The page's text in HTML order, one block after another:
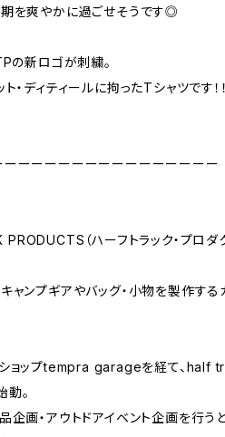
を爽やかに過ごせそうです◎
の新ロゴが刺繍。
・ディティールに拘ったTシャツです！！
ーーーーーーーーーーーーーーーー
（ハーフトラック・プロダ
ャンプギアやバッグ・小物を製作する
ョップtempra garageを経て、half
。
企画・アウトドアイベント企画を行う